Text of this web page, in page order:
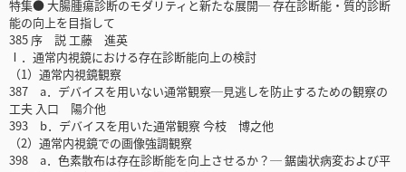
特集● 大腸腫瘍診断のモダリティと新たな展開─ 存在診断能・質的診断
能の向上を目指して
385 序 説 工藤 進英
Ⅰ．通常内視鏡における存在診断能向上の検討
（1）通常内視鏡観察
387 a．デバイスを用いない通常観察─見逃しを防止するための観察の
工夫 入口 陽介他
393 b．デバイスを用いた通常観察 今枝 博之他
（2）通常内視鏡での画像強調観察
398 a．色素散布は存在診断能を向上させるか？─ 鋸歯状病変および平